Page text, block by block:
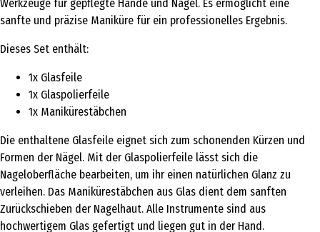
Werkzeuge für gepflegte Hände und Nägel. Es ermöglicht eine
sanfte und präzise Maniküre für ein professionelles Ergebnis.
Dieses Set enthält:
1x Glasfeile
1x Glaspolierfeile
1x Manikürestäbchen
Die enthaltene Glasfeile eignet sich zum schonenden Kürzen und
Formen der Nägel. Mit der Glaspolierfeile lässt sich die
Nageloberfläche bearbeiten, um ihr einen natürlichen Glanz zu
verleihen. Das Manikürestäbchen aus Glas dient dem sanften
Zurückschieben der Nagelhaut. Alle Instrumente sind aus
hochwertigem Glas gefertigt und liegen gut in der Hand.